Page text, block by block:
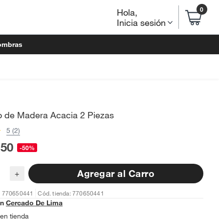
Hola,
Inicia sesión
0
de Madera Acacia 2 Piezas
5 (2)
-50%
+ Agregar al Carro
Cód. tienda: 770650441
Cercado De Lima
tienda